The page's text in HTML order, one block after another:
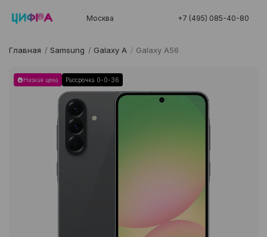
Москва +7 (495) 085-40-80
Главная / Samsung / Galaxy A / Galaxy A56
Низкая цена Рассрочка 0-0-36